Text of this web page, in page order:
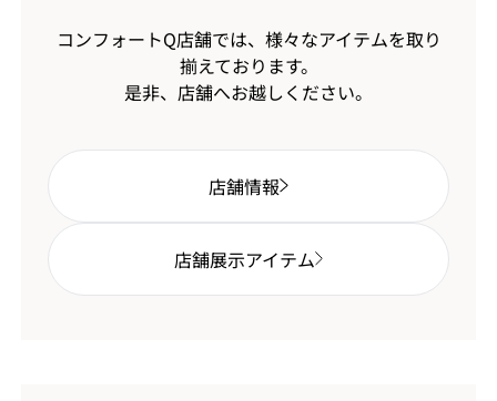
コンフォートQ店舗では、様々なアイテムを取り
揃えております。
是非、店舗へお越しください。
店舗情報
店舗展示アイテム